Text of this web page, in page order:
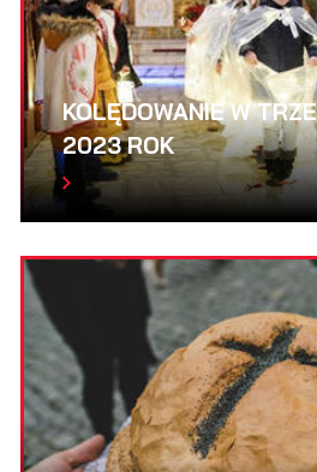
KOLĘDOWANIE W
2023 ROK